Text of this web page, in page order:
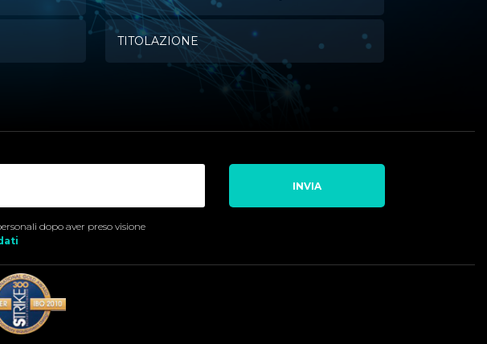
TITOLAZIONE
dopo aver preso visione
INVIA